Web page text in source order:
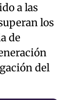
a las
los
de
del